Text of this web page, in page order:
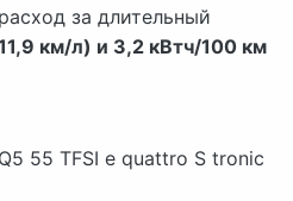
за длительный
км/л) и 3,2 кВтч/100 км
55 TFSI e quattro S tronic